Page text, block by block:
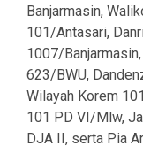
Banjarmasin,
101/Antasari,
1007/
623/BWU,
Wilayah Korem
101 PD VI/Mlw,
DJA II, serta Pia